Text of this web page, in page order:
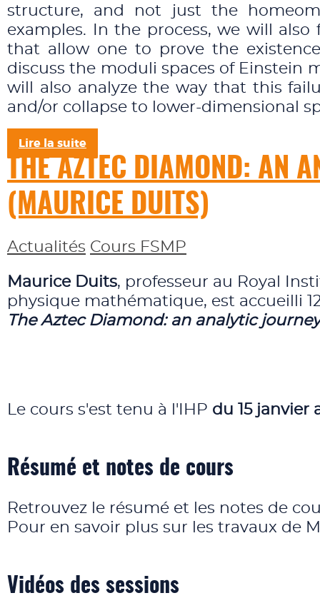
structure, and not just the
examples. In the process, we will
that allow one to prove the
discuss the moduli spaces of Einstein
will also analyze the way that this
and/or collapse to lower-dimensional
Lire la suite
THE AZTEC DIAMOND: AN
(MAURICE DUITS)
Actualités Cours FSMP
Maurice Duits, professeur au Royal
physique mathématique, est accueilli
The Aztec Diamond: an analytic
Le cours s'est tenu à l'IHP du 15 janvier
Résumé et notes de cours
Retrouvez le résumé et les notes de
Pour en savoir plus sur les travaux de
Vidéos des sessions